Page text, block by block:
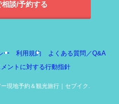
相談/予約する
ー 利用規約
よくある質問／Q&A
ントに対する行動指針
現地予約＆観光旅行｜セブイク.